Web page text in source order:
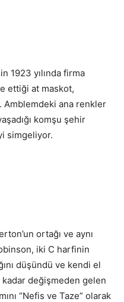
1923 yılında firma
ettiği at maskot,
Amblemdeki ana renkler
komşu şehir
simgeliyor.
ortağı ve aynı
iki C harfinin
düşündü ve kendi el
kadar değişmeden gelen
“Nefis ve Taze” olarak